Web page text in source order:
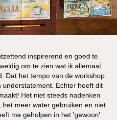
inspirerend en goed te
om te zien wat ik allemaal
Dat het tempo van de workshop
Echter heeft dit
Het niet steeds nadenken
meer water gebruiken en niet
me geholpen in het 'gewoon'